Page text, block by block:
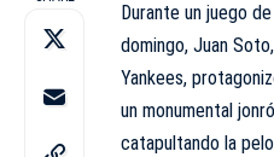
Durante un juego
domingo, Juan
Yankees,
un monumental
catapultando la